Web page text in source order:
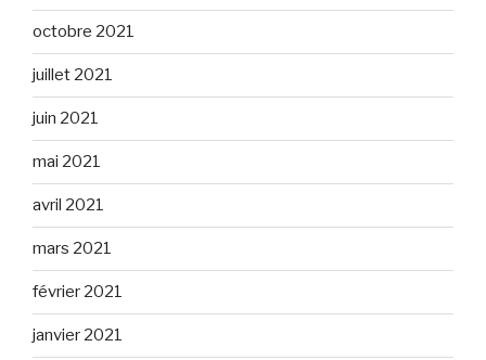
octobre 2021
juillet 2021
juin 2021
mai 2021
avril 2021
mars 2021
février 2021
janvier 2021